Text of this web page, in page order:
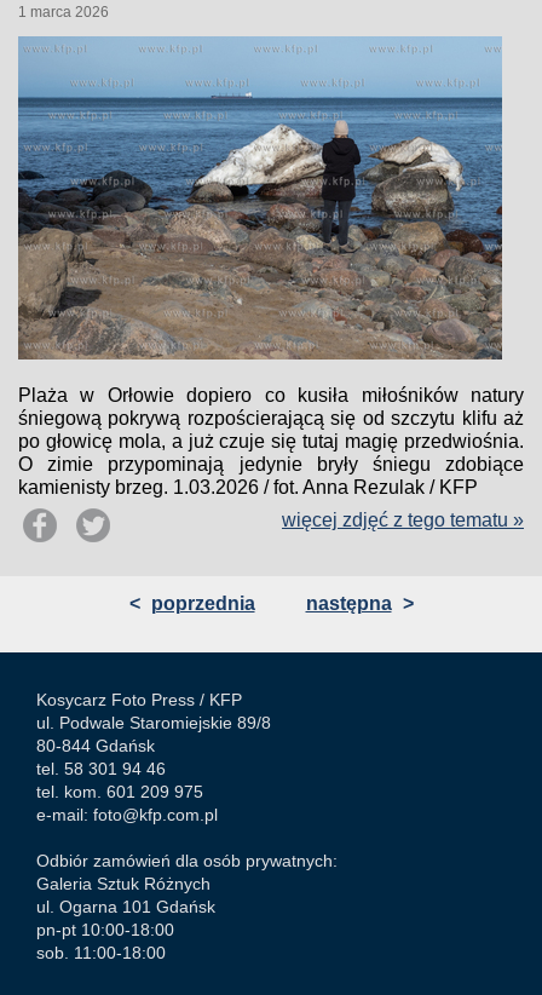
1 marca 2026
Plaża w Orłowie dopiero co kusiła miłośników natury
śniegową pokrywą rozpościerającą się od szczytu klifu aż
po głowicę mola, a już czuje się tutaj magię przedwiośnia.
O zimie przypominają jedynie bryły śniegu zdobiące
kamienisty brzeg. 1.03.2026 / fot. Anna Rezulak / KFP
więcej zdjęć z tego tematu »
< poprzednia następna >
Kosycarz Foto Press / KFP
ul. Podwale Staromiejskie 89/8
80-844 Gdańsk
tel. 58 301 94 46
tel. kom. 601 209 975
e-mail: foto@kfp.com.pl
Odbiór zamówień dla osób prywatnych:
Galeria Sztuk Różnych
ul. Ogarna 101 Gdańsk
pn-pt 10:00-18:00
sob. 11:00-18:00